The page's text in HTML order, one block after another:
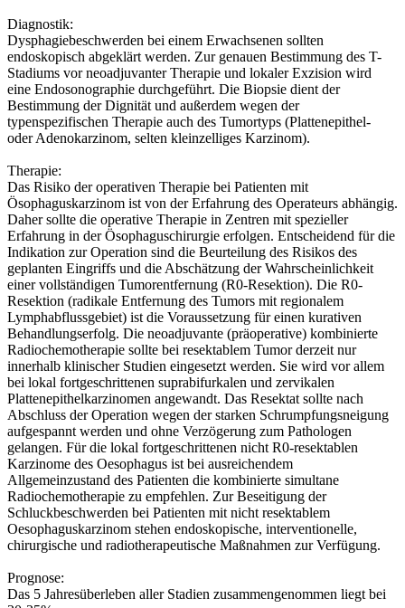
Diagnostik:
Dysphagiebeschwerden bei einem Erwachsenen sollten
endoskopisch abgeklärt werden. Zur genauen Bestimmung des T-
Stadiums vor neoadjuvanter Therapie und lokaler Exzision wird
eine Endosonographie durchgeführt. Die Biopsie dient der
Bestimmung der Dignität und außerdem wegen der
typenspezifischen Therapie auch des Tumortyps (Plattenepithel-
oder Adenokarzinom, selten kleinzelliges Karzinom).
Therapie:
Das Risiko der operativen Therapie bei Patienten mit
Ösophaguskarzinom ist von der Erfahrung des Operateurs abhängig.
Daher sollte die operative Therapie in Zentren mit spezieller
Erfahrung in der Ösophaguschirurgie erfolgen. Entscheidend für die
Indikation zur Operation sind die Beurteilung des Risikos des
geplanten Eingriffs und die Abschätzung der Wahrscheinlichkeit
einer vollständigen Tumorentfernung (R0-Resektion). Die R0-
Resektion (radikale Entfernung des Tumors mit regionalem
Lymphabflussgebiet) ist die Voraussetzung für einen kurativen
Behandlungserfolg. Die neoadjuvante (präoperative) kombinierte
Radiochemotherapie sollte bei resektablem Tumor derzeit nur
innerhalb klinischer Studien eingesetzt werden. Sie wird vor allem
bei lokal fortgeschrittenen suprabifurkalen und zervikalen
Plattenepithelkarzinomen angewandt. Das Resektat sollte nach
Abschluss der Operation wegen der starken Schrumpfungsneigung
aufgespannt werden und ohne Verzögerung zum Pathologen
gelangen. Für die lokal fortgeschrittenen nicht R0-resektablen
Karzinome des Oesophagus ist bei ausreichendem
Allgemeinzustand des Patienten die kombinierte simultane
Radiochemotherapie zu empfehlen. Zur Beseitigung der
Schluckbeschwerden bei Patienten mit nicht resektablem
Oesophaguskarzinom stehen endoskopische, interventionelle,
chirurgische und radiotherapeutische Maßnahmen zur Verfügung.
Prognose:
Das 5 Jahresüberleben aller Stadien zusammengenommen liegt bei